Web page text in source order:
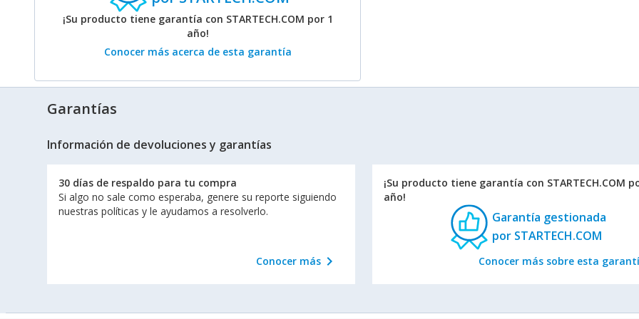
¡Su producto tiene garantía con STARTECH.COM por 1
año!
Conocer más acerca de esta garantía
Garantías
Información de devoluciones y garantías
30 días de respaldo para tu compra
Si algo no sale como esperaba, genere su reporte siguiendo
nuestras políticas y le ayudamos a resolverlo.
Conocer máschevron_right
¡Su producto tiene garantía con STARTECH.COM
año!
Garantía gestionada
por STARTECH.COM
Conocer más sobre esta